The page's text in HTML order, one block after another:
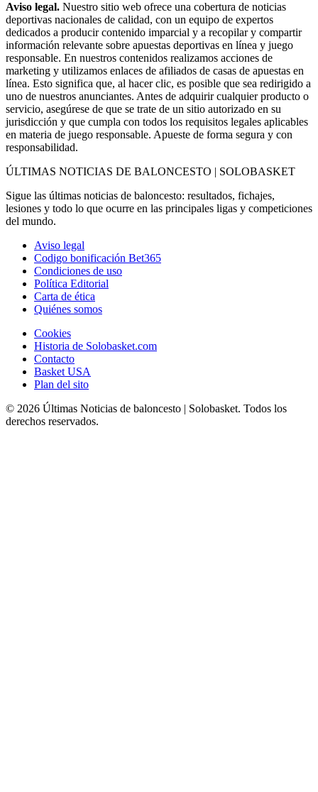
Aviso legal. Nuestro sitio web ofrece una cobertura de noticias
deportivas nacionales de calidad, con un equipo de expertos
dedicados a producir contenido imparcial y a recopilar y compartir
información relevante sobre apuestas deportivas en línea y juego
responsable. En nuestros contenidos realizamos acciones de
marketing y utilizamos enlaces de afiliados de casas de apuestas en
línea. Esto significa que, al hacer clic, es posible que sea redirigido a
uno de nuestros anunciantes. Antes de adquirir cualquier producto o
servicio, asegúrese de que se trate de un sitio autorizado en su
jurisdicción y que cumpla con todos los requisitos legales aplicables
en materia de juego responsable. Apueste de forma segura y con
responsabilidad.
ÚLTIMAS NOTICIAS DE BALONCESTO | SOLOBASKET
Sigue las últimas noticias de baloncesto: resultados, fichajes,
lesiones y todo lo que ocurre en las principales ligas y competiciones
del mundo.
Aviso legal
Codigo bonificación Bet365
Condiciones de uso
Política Editorial
Carta de ética
Quiénes somos
Cookies
Historia de Solobasket.com
Contacto
Basket USA
Plan del sito
© 2026 Últimas Noticias de baloncesto | Solobasket. Todos los
derechos reservados.